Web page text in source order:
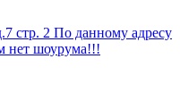
стр. 2 По данному адресу
нет шоурума!!!